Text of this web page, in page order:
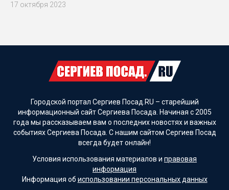
17 октября 2023
Городской портал Сергиев Посад.RU – старейший
информационный сайт Сергиева Посада. Начиная с 2005
года мы рассказываем вам о последних новостях и важных
событиях Сергиева Посада. С нашим сайтом Сергиев Посад
всегда будет онлайн!
Условия использования материалов и правовая
информация
Информация об использовании персональных данных